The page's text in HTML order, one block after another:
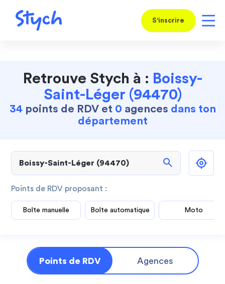
S'inscrire
Retrouve Stych à : Boissy-
Saint-Léger (94470)
34points de RDV et 0 agences dans ton
département
search
Points de RDV proposant :
Boîte manuelle Boîte automatique Moto
Points de RDV Agences